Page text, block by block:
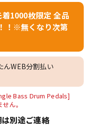
1000枚限定 全品
！※無くなり次第
んWEB分割払い
Bass Drum Pedals]
ん。
別途ご連絡